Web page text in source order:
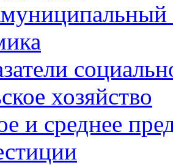
хозяйство
и среднее